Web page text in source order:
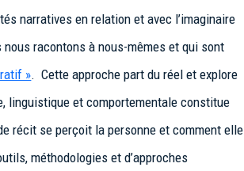
narratives en relation et avec l’imaginaire
racontons à nous-mêmes et qui sont
». Cette approche part du réel et explore
linguistique et comportementale constitue
récit se perçoit la personne et comment elle
méthodologies et d’approches